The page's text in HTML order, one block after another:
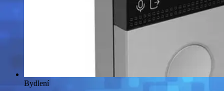
Bydlení